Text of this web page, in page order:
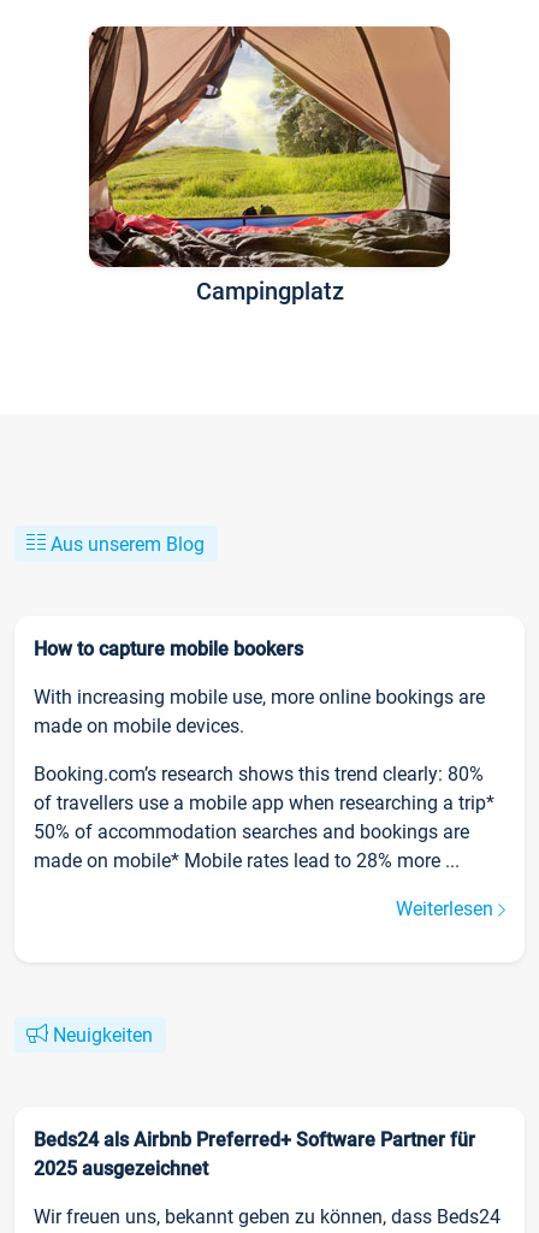
Campingplatz
Aus unserem Blog
How to capture mobile bookers
With increasing mobile use, more online bookings are
made on mobile devices.
Booking.com’s research shows this trend clearly: 80%
of travellers use a mobile app when researching a trip*
50% of accommodation searches and bookings are
made on mobile* Mobile rates lead to 28% more ...
Weiterlesen
Neuigkeiten
Beds24 als Airbnb Preferred+ Software Partner für
2025 ausgezeichnet
Wir freuen uns, bekannt geben zu können, dass Beds24